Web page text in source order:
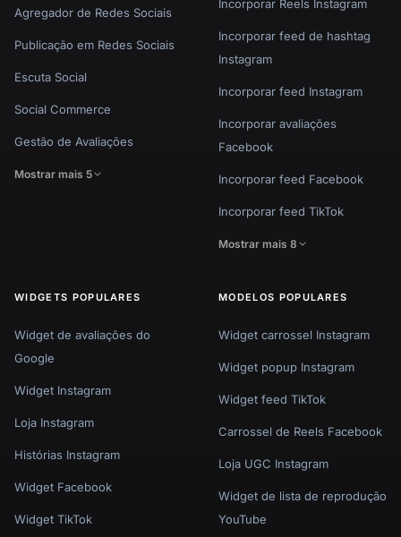
Agregador de Redes Sociais
Publicação em Redes Sociais
Escuta Social
Social Commerce
Gestão de Avaliações
Mostrar mais 5
Incorporar Reels Instagram
Incorporar feed de hashtag
Instagram
Incorporar feed Instagram
Incorporar avaliações
Facebook
Incorporar feed Facebook
Incorporar feed TikTok
Mostrar mais 8
WIDGETS POPULARES
Widget de avaliações do
Google
Widget Instagram
Loja Instagram
Histórias Instagram
Widget Facebook
Widget TikTok
MODELOS POPULARES
Widget carrossel Instagram
Widget popup Instagram
Widget feed TikTok
Carrossel de Reels Facebook
Loja UGC Instagram
Widget de lista de reprodução
YouTube